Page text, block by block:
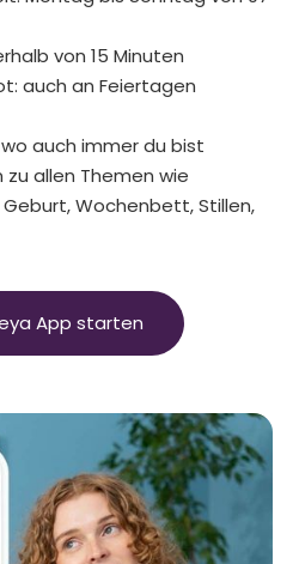
von 15 Minuten
auch an Feiertagen
auch immer du bist
allen Themen wie
Wochenbett, Stillen,
App starten